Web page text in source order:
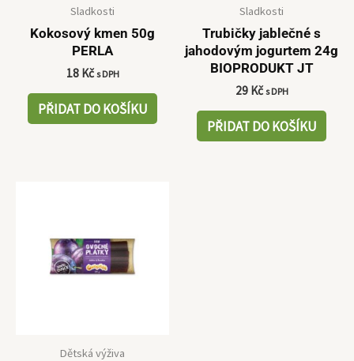
Sladkosti
Kokosový kmen 50g
PERLA
18 Kč s DPH
PŘIDAT DO KOŠÍKU
Sladkosti
Trubičky jablečné s
jahodovým jogurtem 24g
BIOPRODUKT JT
29 Kč s DPH
PŘIDAT DO KOŠÍKU
Dětská výživa